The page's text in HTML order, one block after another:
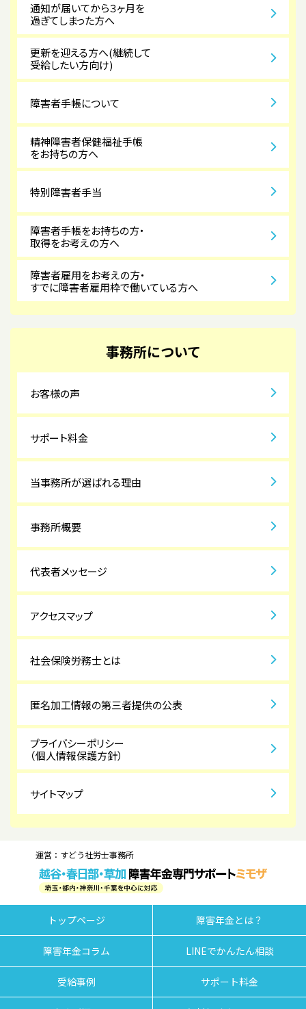
通知が届いてから３ヶ月を
過ぎてしまった方へ
更新を迎える方へ(継続して
受給したい方向け)
障害者手帳について
精神障害者保健福祉手帳
をお持ちの方へ
特別障害者手当
障害者手帳をお持ちの方・
取得をお考えの方へ
障害者雇用をお考えの方・
すでに障害者雇用枠で働いている方へ
事務所について
お客様の声
サポート料金
当事務所が選ばれる理由
事務所概要
代表者メッセージ
アクセスマップ
社会保険労務士とは
匿名加工情報の第三者提供の公表
プライバシーポリシー
（個人情報保護方針）
サイトマップ
運営：すどう社労士事務所
トップページ 障害年金とは？
障害年金コラム LINEでかんたん相談
受給事例 サポート料金